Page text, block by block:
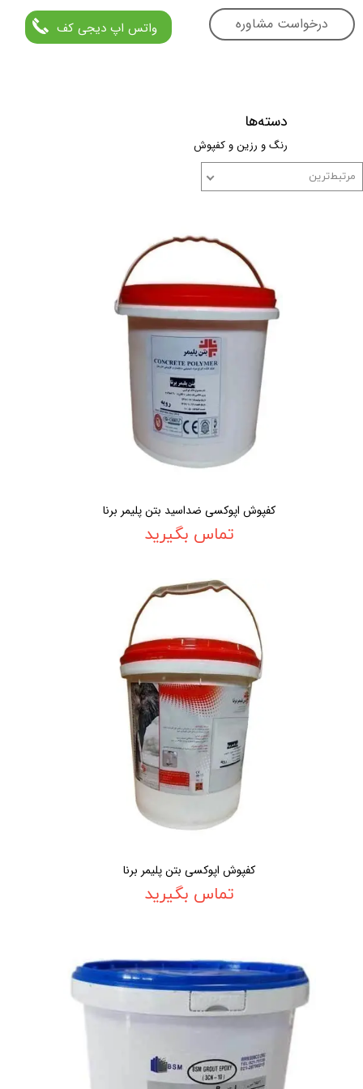
درخواست مشاوره واتس اپ دیجی کف
دسته‌ها
رنگ و رزین و کفپوش
مرتبط‌ترین
کفپوش اپوکسی ضداسید بتن پلیمر برنا
تماس بگیرید
کفپوش اپوکسی بتن پلیمر برنا
تماس بگیرید